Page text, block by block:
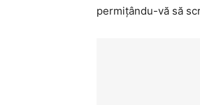
permițându-vă să